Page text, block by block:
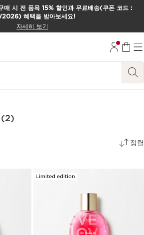
매 시 전 품목 15% 할인과 무료배송(쿠폰 코드 :
혜택을 받아보세요!
자세히 보기
(2)
정렬
Limited edition